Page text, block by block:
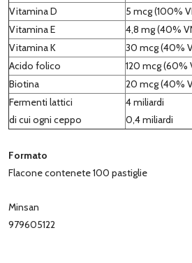
Vitamina D
5 mcg (100%
Vitamina E
4,8 mg (40%
Vitamina K
30 mcg (40%
Acido folico
120 mcg (60%
Biotina
20 mcg (40%
Fermenti lattici
di cui ogni ceppo
4 miliardi
0,4 miliardi
Formato
Flacone contenete 100 pastiglie
Minsan
979605122